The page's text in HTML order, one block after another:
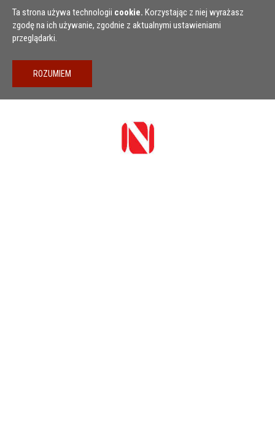
Przejdź do treści
Ta strona używa technologii cookie. Korzystając z niej wyrażasz
zgodę na ich używanie, zgodnie z aktualnymi ustawieniami
przeglądarki.